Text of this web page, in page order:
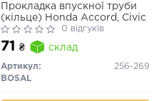
Прокладка впускної труби
(кільце) Honda Accord, Civic
0 відгуків
71 ₴ склад
Артикул:
256-269
BOSAL